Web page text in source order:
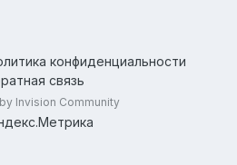
конфиденциальности
связь
Invision Community